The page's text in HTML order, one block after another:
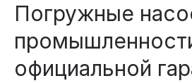
Погружные
официальной